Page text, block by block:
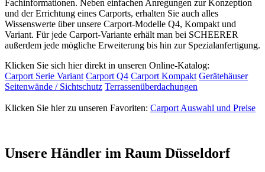
Fachinformationen. Neben einfachen Anregungen zur Konzeption
und der Errichtung eines Carports, erhalten Sie auch alles
Wissenswerte über unsere Carport-Modelle Q4, Kompakt und
Variant. Für jede Carport-Variante erhält man bei SCHEERER
außerdem jede mögliche Erweiterung bis hin zur Spezialanfertigung.
Klicken Sie sich hier direkt in unseren Online-Katalog:
Carport Serie Variant Carport Q4 Carport Kompakt Gerätehäuser
Seitenwände / Sichtschutz Terrassenüberdachungen
Klicken Sie hier zu unseren Favoriten: Carport Auswahl und Preise
Unsere Händler im Raum Düsseldorf